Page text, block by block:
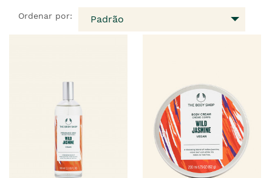
Ordenar por: Padrão